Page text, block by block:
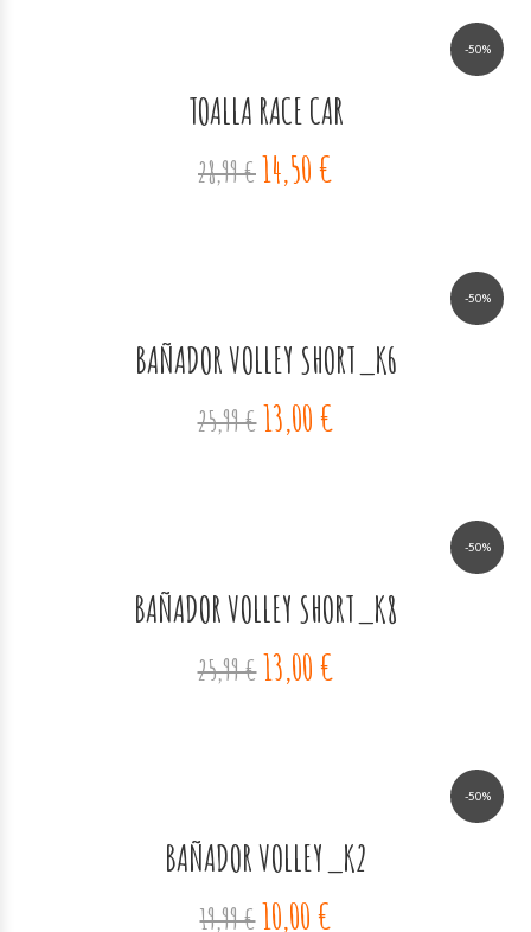
-50%
TOALLA RACE CAR
28,99 €14,50 €
-50%
BAÑADOR VOLLEY SHORT_K6
25,99 €13,00 €
-50%
BAÑADOR VOLLEY SHORT_K8
25,99 €13,00 €
-50%
BAÑADOR VOLLEY_K2
19,99 €10,00 €